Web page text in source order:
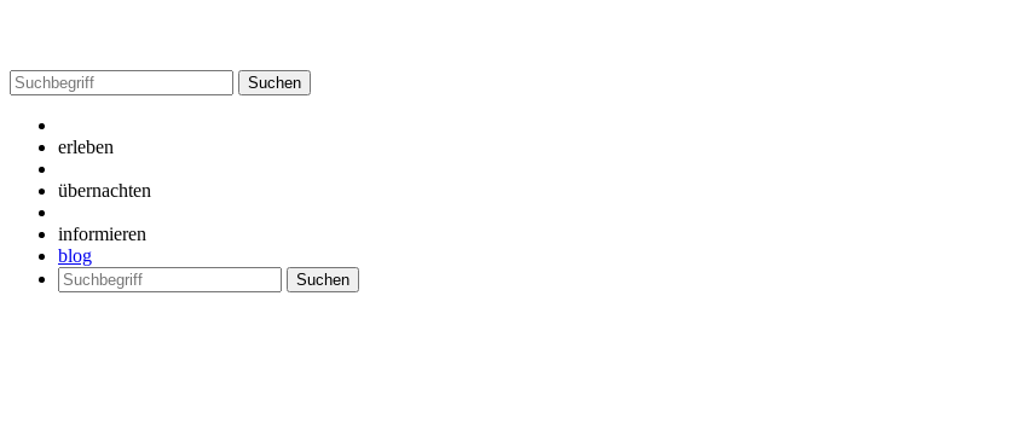
Suchen
nach:
erleben
übernachten
informieren
blog
Suchen
nach: